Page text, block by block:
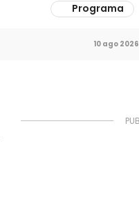
Programa
10 ago 2026